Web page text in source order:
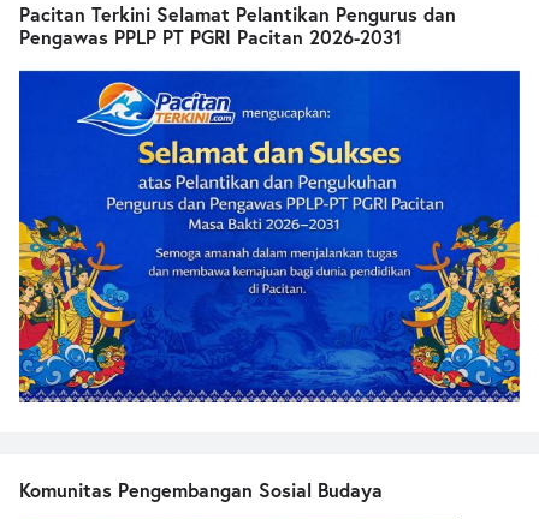
Pacitan Terkini Selamat Pelantikan Pengurus dan
Pengawas PPLP PT PGRI Pacitan 2026-2031
Komunitas Pengembangan Sosial Budaya